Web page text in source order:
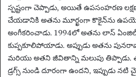
స్పష్టంగా చెప్పాడు, అయితే ఉపసంహరణ
చేయడానికి అతను మూర్ఖంగా కొకైన్‌ను
అంగీకరించాడు. 1994లో అతను లాస్
కుప్పకూలిపోయాడు. అప్పుడు అతను
మరియు అతని జీవితాన్ని మలుపు తిప్పాడు.
డ్రగ్స్ నుండి దూరంగా ఉందని, ఇప్పుడు